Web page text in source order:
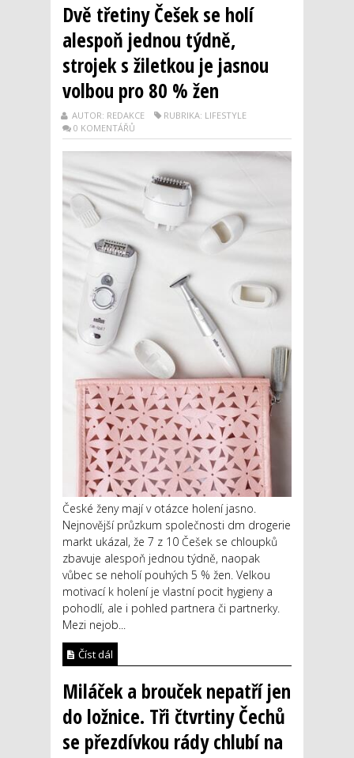
Dvě třetiny Češek se holí
alespoň jednou týdně,
strojek s žiletkou je jasnou
volbou pro 80 % žen
AUTOR: REDAKCE
RUBRIKA: LIFESTYLE
0 KOMENTÁŘŮ
České ženy mají v otázce holení jasno.
Nejnovější průzkum společnosti dm drogerie
markt ukázal, že 7 z 10 Češek se chloupků
zbavuje alespoň jednou týdně, naopak
vůbec se neholí pouhých 5 % žen. Velkou
motivací k holení je vlastní pocit hygieny a
pohodlí, ale i pohled partnera či partnerky.
Mezi nejob...
Číst dál
Miláček a brouček nepatří jen
do ložnice. Tři čtvrtiny Čechů
se přezdívkou rády chlubí na